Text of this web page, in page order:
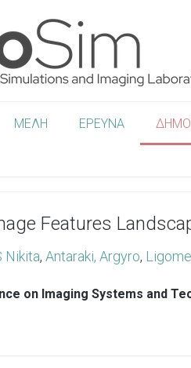
ΜΕΛΗ ΕΡΕΥΝΑ
Features
Nikita, Antaraki, Argyro,
on Imaging Systems and